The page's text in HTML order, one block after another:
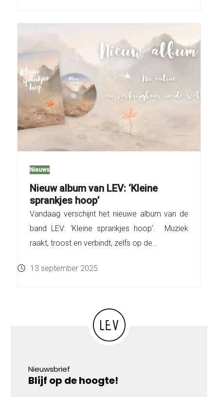
Nieuws
Nieuw album van LEV: ‘Kleine
sprankjes hoop’
Vandaag verschijnt het nieuwe album van de
band LEV: ‘Kleine sprankjes hoop’. Muziek
raakt, troost en verbindt, zelfs op de…
13 september 2025
Nieuwsbrief
Blijf op de hoogte!